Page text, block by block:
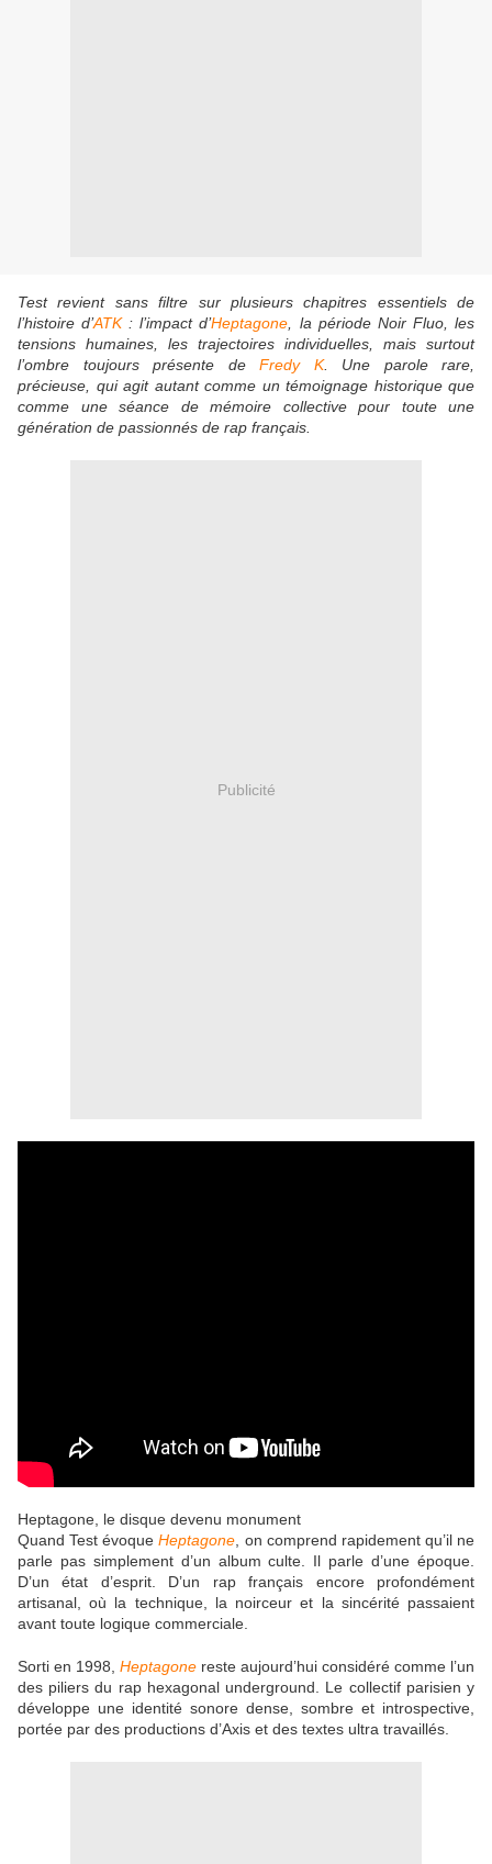
Testrevient sans filtre sur plusieurs chapitres essentiels de
l’histoire d’ATK: l’impact d’Heptagone , la période Noir Fluo, les
tensions humaines, les trajectoires individuelles, mais surtout
l’ombre toujours présente de Fredy K. Une parole rare,
précieuse, qui agit autant comme un témoignage historique que
comme une séance de mémoire collective pour toute une
génération de passionnés de rap français.
Publicité
Heptagone, le disque devenu monument
Quand Test évoqueHeptagone , on comprend rapidement qu’il ne
parle pas simplement d’un album culte. Il parle d’une époque.
D’un état d’esprit. D’un rap français encore profondément
artisanal, où la technique, la noirceur et la sincérité passaient
avant toute logique commerciale.
Sorti en 1998, Heptagone reste aujourd’hui considéré comme l’un
des piliers du rap hexagonal underground. Le collectif parisien y
développe une identité sonore dense, sombre et introspective,
portée par des productions d’Axis et des textes ultra travaillés.